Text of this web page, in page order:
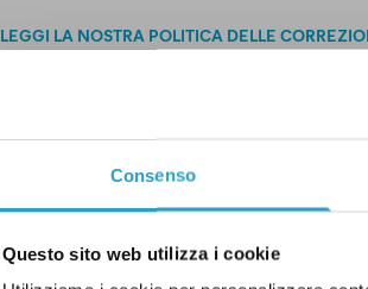
Consenso
Questo sito web utilizza i cookie
LEGGI LA NOSTRA POLITICA DELLE
NEWSLETTER
POLITICA DI UN